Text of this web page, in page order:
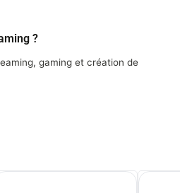
?
gaming et création de